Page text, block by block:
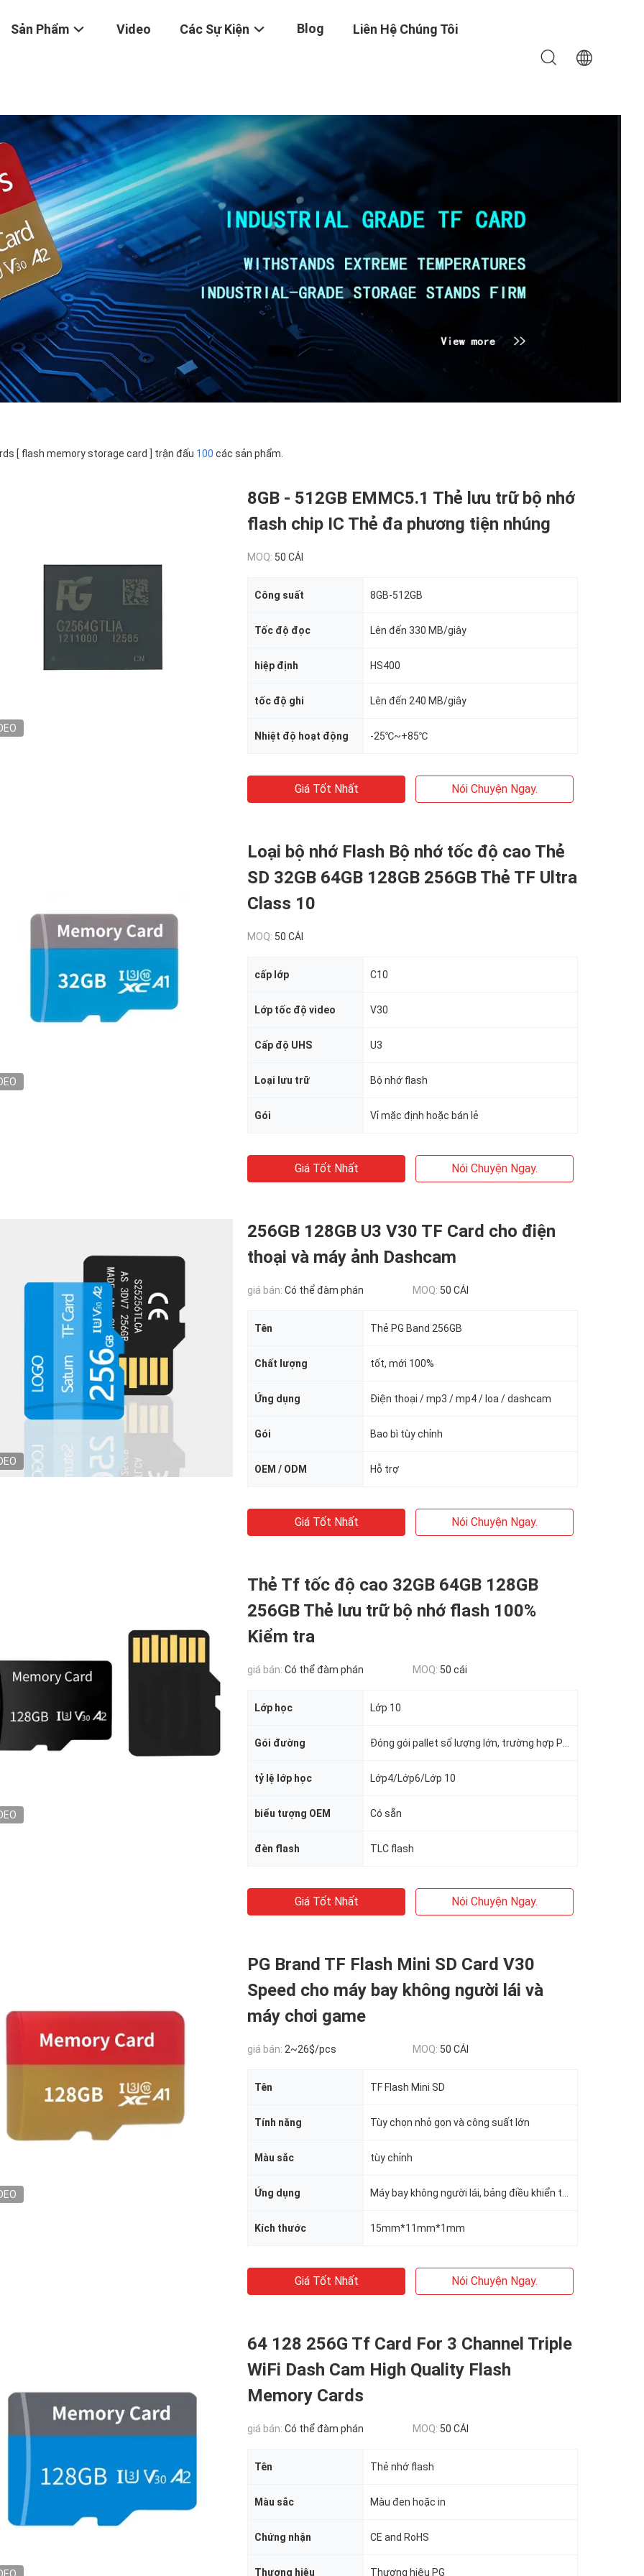
Sản Phẩm Video Các Sự Kiện Blog Liên Hệ Chúng Tôi
[ flash memory storage card ] trận đấu 100 các sản phẩm.
8GB - 512GB EMMC5.1 Thẻ lưu trữ bộ nhớ
flash chip IC Thẻ đa phương tiện nhúng
MOQ: 50 CÁI
Công suất 8GB-512GB
Tốc độ đọc Lên đến 330 MB/giây
hiệp định HS400
tốc độ ghi Lên đến 240 MB/giây
Nhiệt độ hoạt động -25℃~+85℃
Giá Tốt Nhất Nói Chuyện Ngay.
Loại bộ nhớ Flash Bộ nhớ tốc độ cao Thẻ
SD 32GB 64GB 128GB 256GB Thẻ TF Ultra
Class 10
MOQ: 50 CÁI
cấp lớp C10
Lớp tốc độ video V30
Cấp độ UHS U3
Loại lưu trữ Bộ nhớ flash
Gói Vỉ mặc định hoặc bán lẻ
Giá Tốt Nhất Nói Chuyện Ngay.
256GB 128GB U3 V30 TF Card cho điện
thoại và máy ảnh Dashcam
giá bán: Có thể đàm phán MOQ: 50 CÁI
Tên Thẻ PG Band 256GB
Chất lượng tốt, mới 100%
Ứng dụng Điện thoại / mp3 / mp4 / loa / dashcam
Gói Bao bì tùy chỉnh
OEM / ODM Hỗ trợ
Giá Tốt Nhất Nói Chuyện Ngay.
Thẻ Tf tốc độ cao 32GB 64GB 128GB
256GB Thẻ lưu trữ bộ nhớ flash 100%
Kiểm tra
giá bán: Có thể đàm phán MOQ: 50 cái
Lớp học Lớp 10
Gói đường
tỷ lệ lớp học Lớp4/Lớp6/Lớp 10
biểu tượng OEM Có sẵn
đèn flash TLC flash
Giá Tốt Nhất Nói Chuyện Ngay.
PG Brand TF Flash Mini SD Card V30
Speed cho máy bay không người lái và
máy chơi game
giá bán: 2~26$/pcs MOQ: 50 CÁI
Tên TF Flash Mini SD
Tính năng Tùy chọn nhỏ gọn và công suất lớn
Màu sắc tùy chỉnh
Ứng dụng
Kích thước 15mm*11mm*1mm
Giá Tốt Nhất Nói Chuyện Ngay.
64 128 256G Tf Card For 3 Channel Triple
WiFi Dash Cam High Quality Flash
Memory Cards
giá bán: Có thể đàm phán MOQ: 50 CÁI
Tên Thẻ nhớ flash
Màu sắc Màu đen hoặc in
Chứng nhận CE and RoHS
Thương hiệu Thương hiệu PG